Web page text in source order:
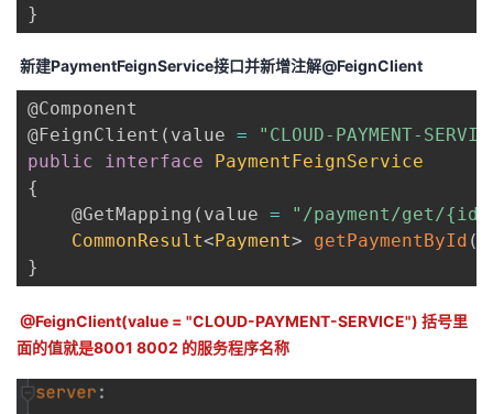
}
新建PaymentFeignService接口并新增注解@FeignClient
@Component
@FeignClient ( value =
"CLOUD-PAYMENT-
public
interface
PaymentFeignService
{
@GetMapping ( value =
"/payment/get/
CommonResult< Payment> getPaymentById (
}
@FeignClient(value = "CLOUD-PAYMENT-SERVICE") 括号里
面的值就是8001 8002 的服务程序名称